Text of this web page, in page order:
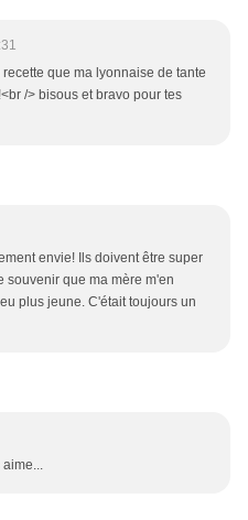
que ma lyonnaise de tante
/> bisous et bravo pour tes
envie! Ils doivent être super
souvenir que ma mère m'en
plus jeune. C'était toujours un